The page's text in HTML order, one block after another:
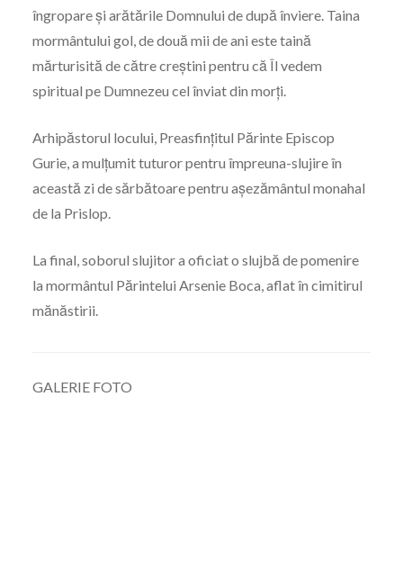
îngropare și arătările Domnului de după înviere. Taina
mormântului gol, de două mii de ani este taină
mărturisită de către creștini pentru că Îl vedem
spiritual pe Dumnezeu cel înviat din morți.
Arhipăstorul locului, Preasfințitul Părinte Episcop
Gurie, a mulțumit tuturor pentru împreuna-slujire în
această zi de sărbătoare pentru așezământul monahal
de la Prislop.
La final, soborul slujitor a oficiat o slujbă de pomenire
la mormântul Părintelui Arsenie Boca, aflat în cimitirul
mănăstirii.
GALERIE FOTO